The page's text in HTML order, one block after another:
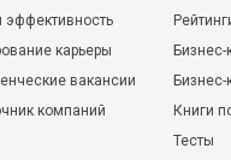
эффективность
карьеры
вакансии
компаний
Бизнес-
Книги
Тесты